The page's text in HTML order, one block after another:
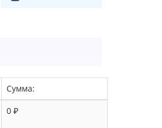
Сумма:
0 ₽